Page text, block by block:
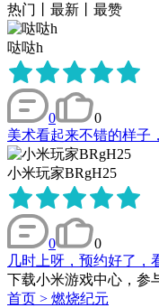
热门
最新 最赞
哒哒h
0
0
美术看起来不错的样子
小米玩家BRgH25
0
0
几时上呀，预约好了，
下载小米游戏中心，参
首页 > 燃烧纪元